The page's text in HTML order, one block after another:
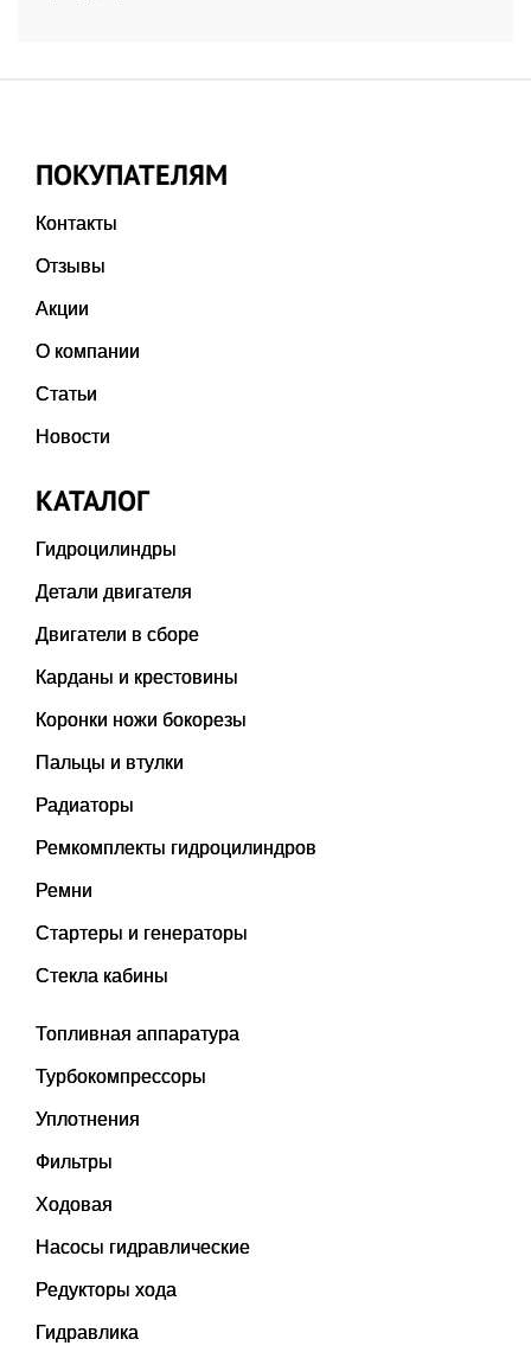
ПОКУПАТЕЛЯМ
Контакты
Отзывы
Акции
О компании
Статьи
Новости
КАТАЛОГ
Гидроцилиндры
Детали двигателя
Двигатели в сборе
Карданы и крестовины
Коронки ножи бокорезы
Пальцы и втулки
Радиаторы
Ремкомплекты гидроцилиндров
Ремни
Стартеры и генераторы
Стекла кабины
Топливная аппаратура
Турбокомпрессоры
Уплотнения
Фильтры
Ходовая
Насосы гидравлические
Редукторы хода
Гидравлика